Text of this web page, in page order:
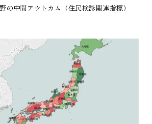
の中間アウトカム（住民検診関連指標）